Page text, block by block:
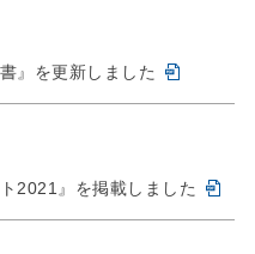
』を更新しました
2021』を掲載しました